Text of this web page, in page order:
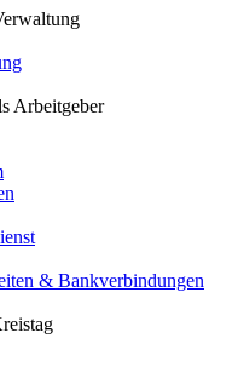
Arbeitgeber
& Bankverbindungen